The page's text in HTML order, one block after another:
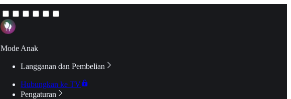
Mode Anak
Langganan dan Pembelian
Hubungkan ke TV
Pengaturan